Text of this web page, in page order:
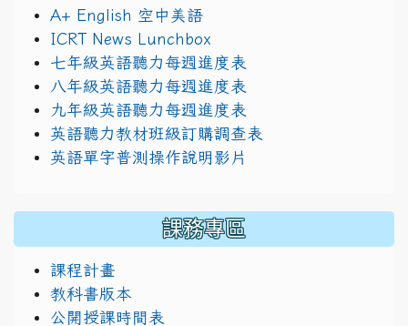
A+ English 空中美語
ICRT News Lunchbox
七年級英語聽力每週進度表
八年級英語聽力每週進度表
九年級英語聽力每週進度表
英語聽力教材班級訂購調查表
英語單字普測操作說明影片
課務專區
課程計畫
教科書版本
公開授課時間表